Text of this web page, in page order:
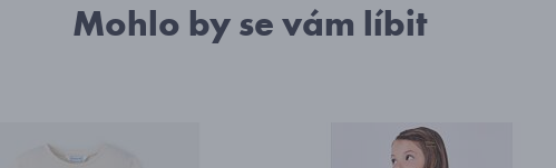
Mohlo by se vám líbit